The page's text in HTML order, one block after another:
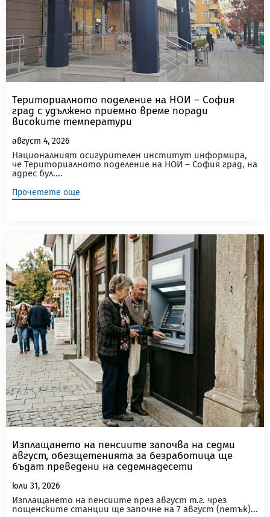
Териториалното поделение на НОИ – София
град с удължено приемно време поради
високите температури
август 4, 2026
Националният осигурителен институт информира,
че Териториалното поделение на НОИ – София град, на
адрес бул....
Прочетете още
Изплащането на пенсиите започва на седми
август, обезщетенията за безработица ще
бъдат преведени на седемнадесети
юли 31, 2026
Изплащането на пенсиите през август т.г. чрез
пощенските станции ще започне на 7 август (петък)...